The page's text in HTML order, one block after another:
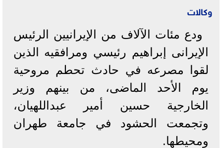
وكالات
ودع مئات الآلاف من الإيرانيين الرئيس
الإيرانى إبراهيم رئيسي ومرافقيه الذين
لقوا مصرعه في حادث تحطم مروحية
يوم الأحد الماضى، من بينهم وزير
الخارجية حسين أمير عبداللهيان،
وتجمعت الحشود في جامعة طهران
ومحيطها.